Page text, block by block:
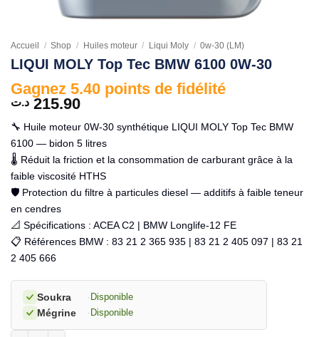
Accueil / Shop / Huiles moteur / Liqui Moly / 0w-30 (LM)
LIQUI MOLY Top Tec BMW 6100 0W-30
Gagnez 5.40 points de fidélité
215.90 د.ت
🔧 Huile moteur 0W-30 synthétique LIQUI MOLY Top Tec BMW
6100 — bidon 5 litres
🌡️ Réduit la friction et la consommation de carburant grâce à la
faible viscosité HTHS
🛡️ Protection du filtre à particules diesel — additifs à faible teneur
en cendres
📐 Spécifications : ACEA C2 | BMW Longlife-12 FE
📋 Références BMW : 83 21 2 365 935 | 83 21 2 405 097 | 83 21
2 405 666
Soukra · Disponible
Mégrine · Disponible